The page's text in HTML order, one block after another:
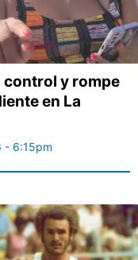
control y rompe
en La
6:15pm